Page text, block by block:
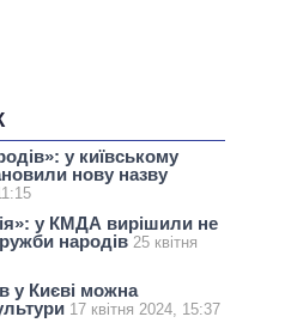
у київському
нову назву
у КМДА вирішили не
народів 25 квітня
у Києві можна
17 квітня 2024, 15:37